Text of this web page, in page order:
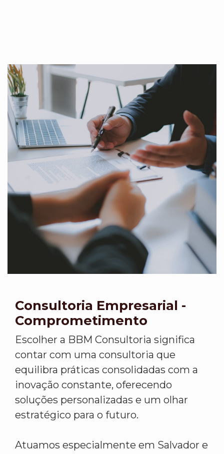
Consultoria Empresarial -
Comprometimento
Escolher a BBM Consultoria significa
contar com uma consultoria que
equilibra práticas consolidadas com a
inovação constante, oferecendo
soluções personalizadas e um olhar
estratégico para o futuro.
Atuamos especialmente em Salvador e